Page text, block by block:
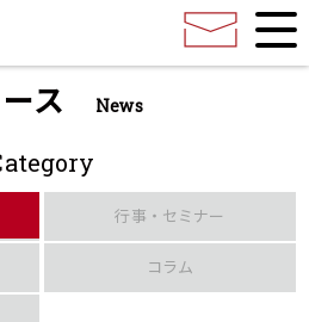
ス News
行事・セミナー
コラム